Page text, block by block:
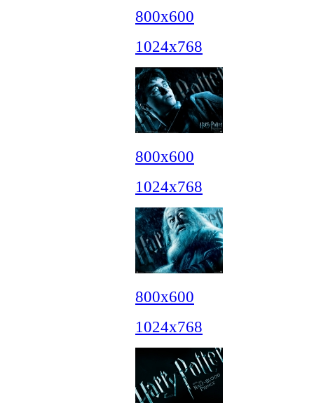
800x600
1024x768
800x600
1024x768
800x600
1024x768